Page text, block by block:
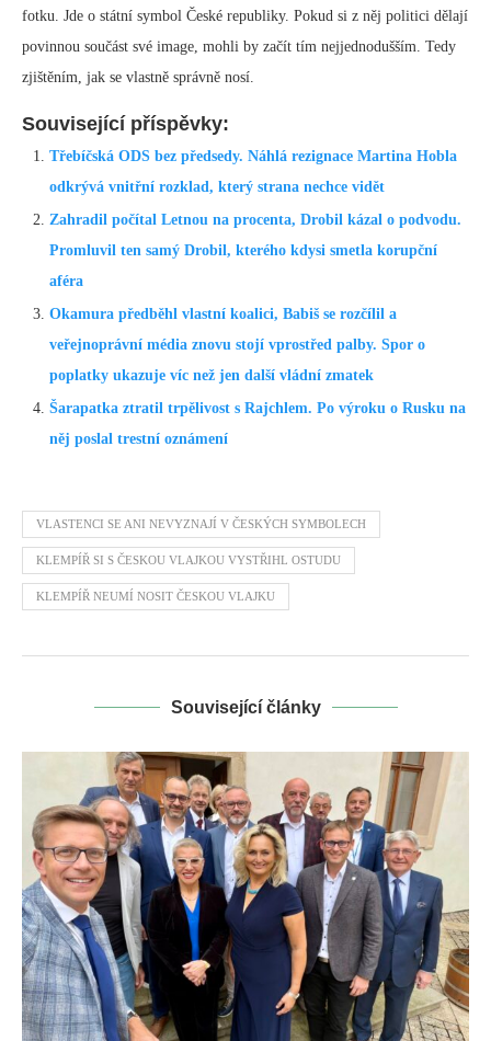
fotku. Jde o státní symbol České republiky. Pokud si z něj politici dělají
povinnou součást své image, mohli by začít tím nejjednodušším. Tedy
zjištěním, jak se vlastně správně nosí.
Související příspěvky:
Třebíčská ODS bez předsedy. Náhlá rezignace Martina Hobla
odkrývá vnitřní rozklad, který strana nechce vidět
Zahradil počítal Letnou na procenta, Drobil kázal o podvodu.
Promluvil ten samý Drobil, kterého kdysi smetla korupční
aféra
Okamura předběhl vlastní koalici, Babiš se rozčílil a
veřejnoprávní média znovu stojí vprostřed palby. Spor o
poplatky ukazuje víc než jen další vládní zmatek
Šarapatka ztratil trpělivost s Rajchlem. Po výroku o Rusku na
něj poslal trestní oznámení
VLASTENCI SE ANI NEVYZNAJÍ V ČESKÝCH SYMBOLECH
KLEMPÍŘ SI S ČESKOU VLAJKOU VYSTŘIHL OSTUDU
KLEMPÍŘ NEUMÍ NOSIT ČESKOU VLAJKU
Související články